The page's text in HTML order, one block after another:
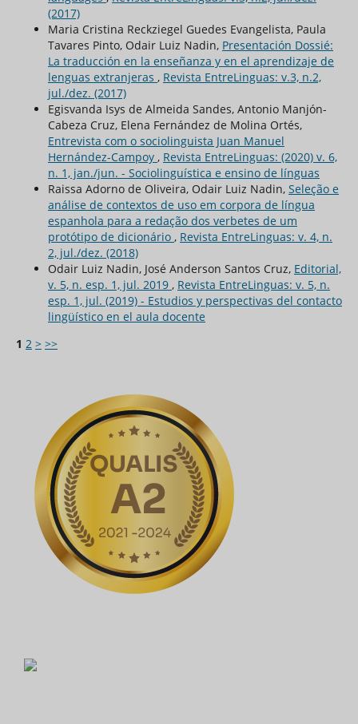
(2017)
Maria Cristina Reckziegel Guedes Evangelista, Paula
Tavares Pinto, Odair Luiz Nadin, Presentación Dossié:
La traducción en la enseñanza y en el aprendizaje de
lenguas extranjeras , Revista EntreLinguas: v.3, n.2,
jul./dez. (2017)
Egisvanda Isys de Almeida Sandes, Antonio Manjón-
Cabeza Cruz, Elena Fernández de Molina Ortés,
Entrevista com o sociolinguista Juan Manuel
Hernández-Campoy , Revista EntreLinguas: (2020) v. 6,
n. 1, jan./jun. - Sociolinguística e ensino de línguas
Raissa Adorno de Oliveira, Odair Luiz Nadin, Seleção e
análise de contextos de uso em corpora de língua
espanhola para a redação dos verbetes de um
protótipo de dicionário , Revista EntreLinguas: v. 4, n.
2, jul./dez. (2018)
Odair Luiz Nadin, José Anderson Santos Cruz, Editorial,
v. 5, n. esp. 1, jul. 2019 , Revista EntreLinguas: v. 5, n.
esp. 1, jul. (2019) - Estudios y perspectivas del contacto
lingüístico en el aula docente
1 2 > >>